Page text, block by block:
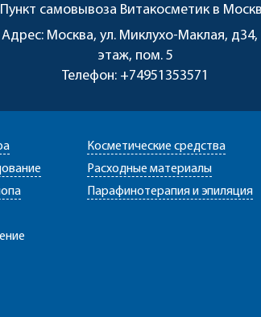
Пункт самовывоза Витакосметик в
Адрес: Москва, ул. Миклухо-Маклая, д34,
этаж, пом. 5
Телефон: +74951353571
Косметические средства
Расходные материалы
Парафинотерапия и эпиляция